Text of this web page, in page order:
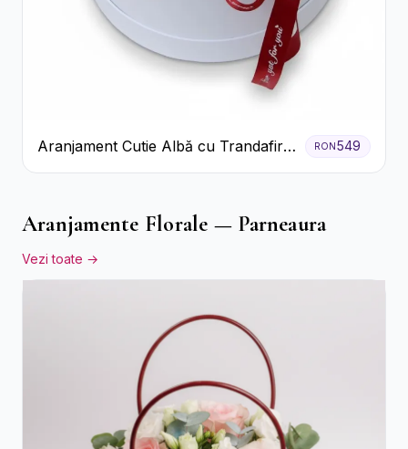
Aranjament Cutie Albă cu Trandafiri
Roșii și Raffaello
RON549
Aranjamente Florale — Parneaura
Vezi toate →